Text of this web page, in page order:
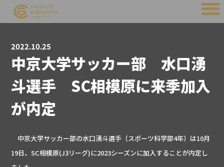
2022.10.25
中京大学サッカー部 水口湧
斗選手 SC相模原に来季加入
が内定
中京大学サッカー部の水口湧斗選手（スポーツ科学部4年）は10月
19日、SC相模原(J3リーグ)に2023シーズンに加入することが内定し